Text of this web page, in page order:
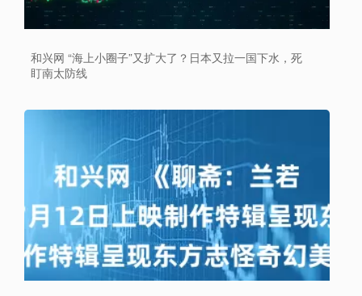
和兴网 “海上小圈子”又扩大了？日本又拉一国下水，死
盯南太防线